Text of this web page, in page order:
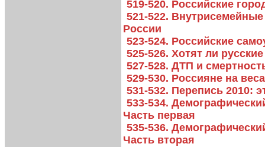
519-520. Российские
521-522.
России
523-524. Российские
525-526. Хотят ли
527-528. ДТП и
529-530. Россияне на
531-532. Перепись 2010:
533-534.
Часть первая
535-536.
Часть вторая